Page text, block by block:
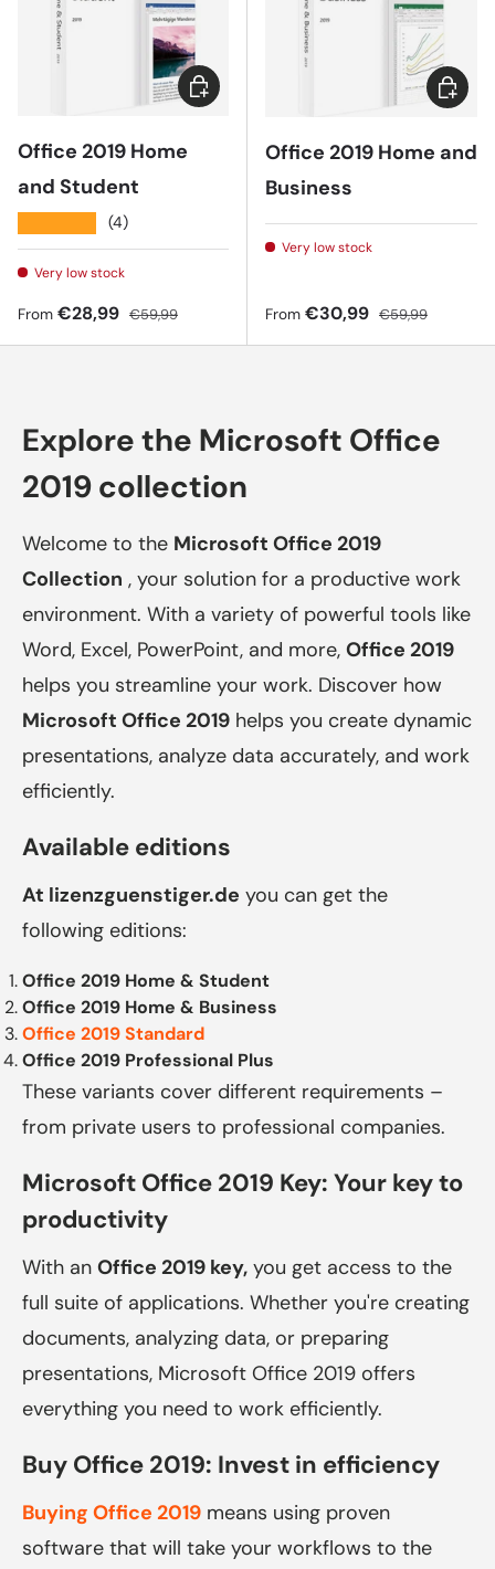
Office 2019 Home
and Student
(4)
Very low stock
Sale price
From €28,99 Regular price
€59,99
Choose options
Office 2019 Home and
Business
Very low stock
Sale price
From €30,99 Regular price
€59,99
Explore the Microsoft Office
2019 collection
Welcome to the Microsoft Office 2019
Collection , your solution for a productive work
environment. With a variety of powerful tools like
Word, Excel, PowerPoint, and more, Office 2019
helps you streamline your work. Discover how
Microsoft Office 2019 helps you create dynamic
presentations, analyze data accurately, and work
efficiently.
Available editions
At lizenzguenstiger.de you can get the
following editions:
Office 2019 Home & Student
Office 2019 Home & Business
Office 2019 Standard
Office 2019 Professional Plus
These variants cover different requirements –
from private users to professional companies.
Microsoft Office 2019 Key: Your key to
productivity
With an Office 2019 key, you get access to the
full suite of applications. Whether you're creating
documents, analyzing data, or preparing
presentations, Microsoft Office 2019 offers
everything you need to work efficiently.
Buy Office 2019: Invest in efficiency
Buying Office 2019 means using proven
software that will take your workflows to the